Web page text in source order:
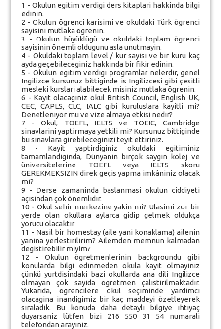
1 - Okulun egitim verdigi ders kitaplari hakkinda bilgi
edinin.
2 - Okulun ögrenci karisimi ve okuldaki Türk ögrenci
sayisini mutlaka ögrenin.
3 - Okulun büyüklügü ve okuldaki toplam ögrenci
sayisinin önemli oldugunu asla unutmayin.
4 - Okuldaki toplam level / kur sayisi ve bir kuru kaç
ayda geçebileceginiz hakkinda bir fikir edinin.
5 - Okulun egitim verdigi programlar nelerdir, genel
Ingilizce kursunuz bittiginde is Ingilizcesi gibi çesitli
mesleki kurslari alabilecek misiniz mutlaka ögrenin.
6 - Kayit olacaginiz okul British Council, English UK,
CEC, CAPLS, CLC, IALC gibi kuruluslara kayitli mi?
Denetleniyor mu ve vize almaya etkisi nedir?
7 - Okul, TOEFL, IELTS ve TOEIC, Cambridge
sinavlarini yaptirmaya yetkili mi? Kursunuz bittiginde
bu sinavlara girebileceginizi teyit ettiriniz.
8 - Kayit yaptirdiginiz okuldaki egitiminiz
tamamlandiginda, Dünyanin birçok saygin kolej ve
üniversitelerine TOEFL veya IELTS skoru
GEREKMEKSIZIN direk geçis yapma imkâniniz olacak
mi?
9 - Derse zamaninda baslanmasi okulun ciddiyeti
açisindan çok önemlidir.
10 - Okul sehir merkezine yakin mi? Ulasimi zor bir
yerde olan okullara aylarca gidip gelmek oldukça
yorucu olacaktir
11 - Nasil bir homestay (aile yani konaklama) ailenin
yanina yerlestirilirim? Ailemden memnun kalmadan
degistirebilir miyim?
12 - Okulun ögretmenlerinin backgroundu gibi
konularda bilgi edinmeden okula kayit olmayiniz
çünkü yurtdisindaki bazi okullarda ana dili Ingilizce
olmayan çok sayida ögretmen çalistirilmaktadir.
Yukarida, ögrencilere okul seçiminde yardimci
olacagina inandigimiz bir kaç maddeyi özetleyerek
siraladik. Bu konuda daha detayli bilgiye ihtiyaç
duyarsaniz lütfen bizi 216 550 31 54 numarali
telefondan arayiniz.